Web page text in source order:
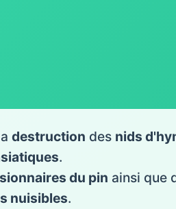
destruction des nids
.
du pin ainsi que
nuisibles.